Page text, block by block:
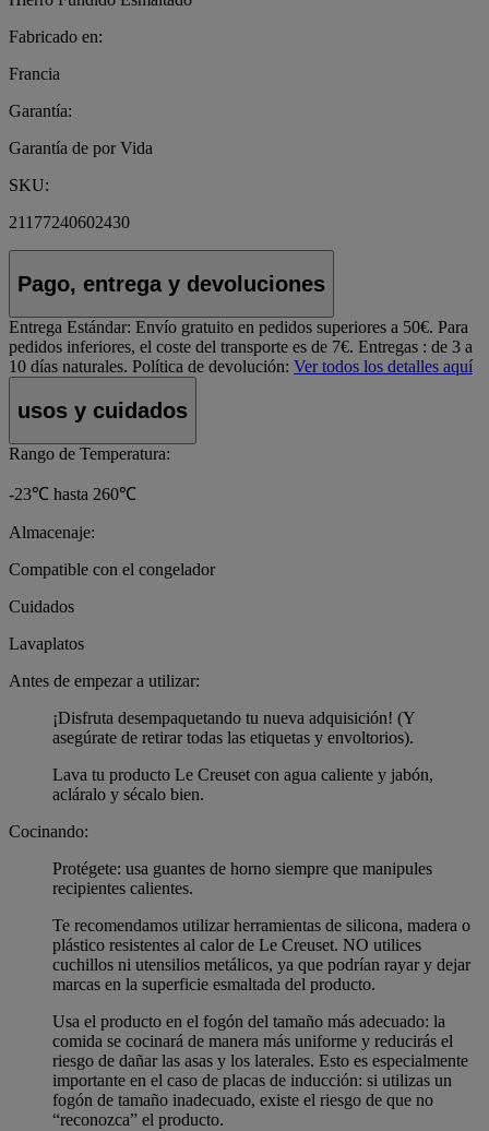
Fabricado en:
Francia
Garantía:
Garantía de por Vida
SKU:
21177240602430
Pago, entrega y devoluciones
Entrega Estándar: Envío gratuito en pedidos superiores a 50€. Para
pedidos inferiores, el coste del transporte es de 7€. Entregas : de 3 a
10 días naturales. Política de devolución: Ver todos los detalles aquí
usos y cuidados
Rango de Temperatura:
-23℃ hasta 260℃
Almacenaje:
Compatible con el congelador
Cuidados
Lavaplatos
Antes de empezar a utilizar:
¡Disfruta desempaquetando tu nueva adquisición! (Y
asegúrate de retirar todas las etiquetas y envoltorios).
Lava tu producto Le Creuset con agua caliente y jabón,
acláralo y sécalo bien.
Cocinando:
Protégete: usa guantes de horno siempre que manipules
recipientes calientes.
Te recomendamos utilizar herramientas de silicona, madera o
plástico resistentes al calor de Le Creuset. NO utilices
cuchillos ni utensilios metálicos, ya que podrían rayar y dejar
marcas en la superficie esmaltada del producto.
Usa el producto en el fogón del tamaño más adecuado: la
comida se cocinará de manera más uniforme y reducirás el
riesgo de dañar las asas y los laterales. Esto es especialmente
importante en el caso de placas de inducción: si utilizas un
fogón de tamaño inadecuado, existe el riesgo de que no
“reconozca” el producto.